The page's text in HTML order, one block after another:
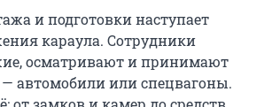
и подготовки наступает
караула. Сотрудники
осматривают и принимают
— автомобили или спецвагоны.